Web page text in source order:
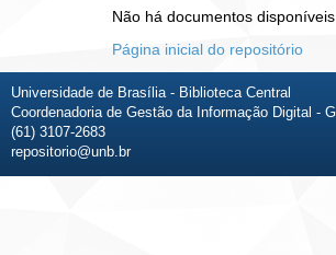
Não há documentos
Página inicial do repositório
Universidade de Brasília - Biblioteca Central
Coordenadoria de Gestão da Informação Digital -
(61) 3107-2683
repositorio@unb.br